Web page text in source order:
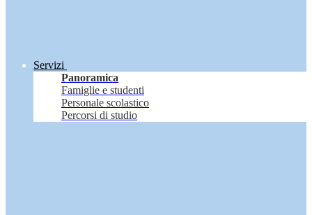
Servizi
Panoramica
Famiglie e studenti
Personale scolastico
Percorsi di studio